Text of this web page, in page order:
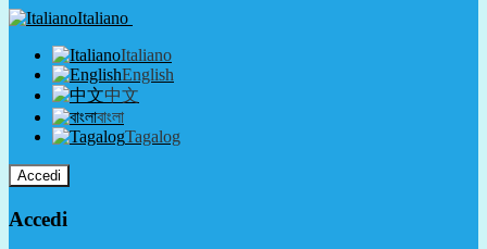
Italiano
Italiano
English
中文
বাংলা
Tagalog
Accedi
Accedi